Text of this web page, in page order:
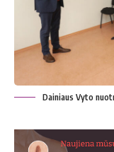
Dainiaus Vyto